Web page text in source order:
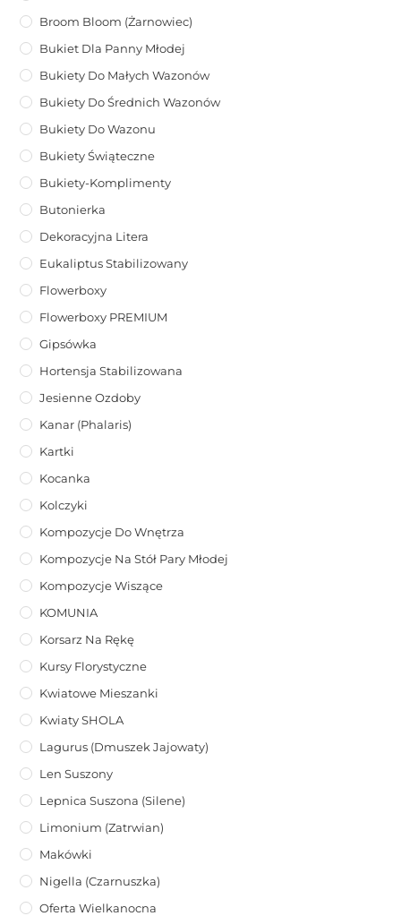
Broom Bloom (żarnowiec)
Bukiet Dla Panny Młodej
Bukiety Do Małych Wazonów
Bukiety Do Średnich Wazonów
Bukiety Do Wazonu
Bukiety Świąteczne
Bukiety-Komplimenty
Butonierka
Dekoracyjna Litera
Eukaliptus Stabilizowany
Flowerboxy
Flowerboxy PREMIUM
Gipsówka
Hortensja Stabilizowana
Jesienne Ozdoby
Kanar (phalaris)
Kartki
Kocanka
Kolczyki
Kompozycje Do Wnętrza
Kompozycje Na Stół Pary Młodej
Kompozycje Wiszące
KOMUNIA
Korsarz Na Rękę
Kursy Florystyczne
Kwiatowe Mieszanki
Kwiaty SHOLA
Lagurus (dmuszek Jajowaty)
Len Suszony
Lepnica Suszona (Silene)
Limonium (zatrwian)
Makówki
Nigella (Czarnuszka)
Oferta Wielkanocna